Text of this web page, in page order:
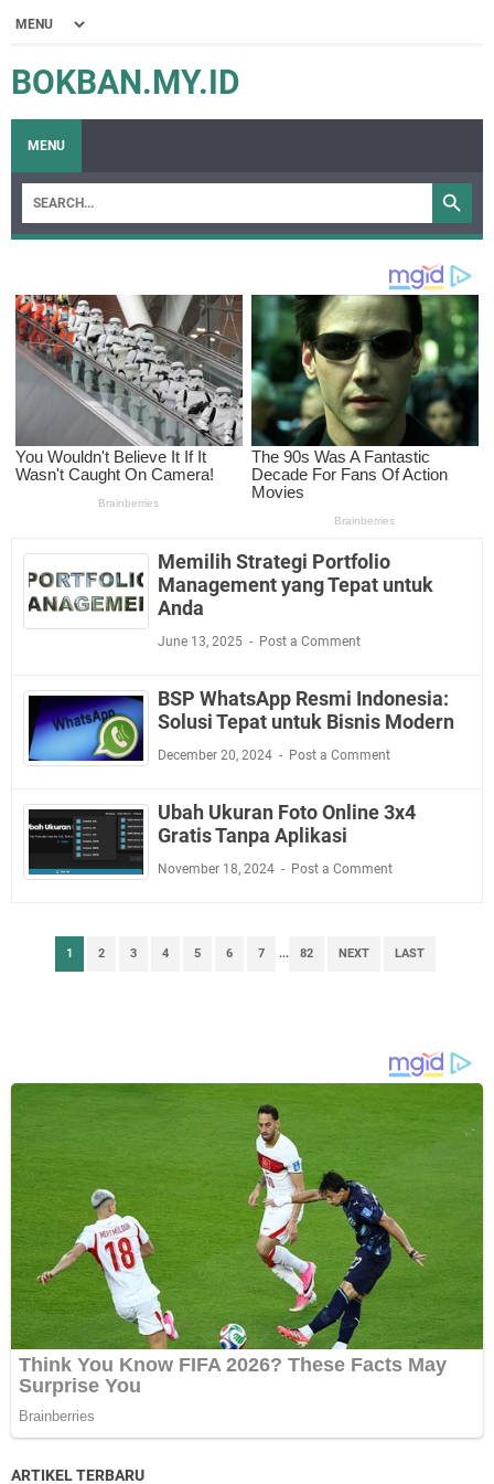
BOKBAN.MY.ID
MENU
Memilih Strategi Portfolio
Management yang Tepat untuk
Anda
June 13, 2025 Post a Comment
BSP WhatsApp Resmi Indonesia:
Solusi Tepat untuk Bisnis Modern
December 20, 2024 Post a Comment
Ubah Ukuran Foto Online 3x4
Gratis Tanpa Aplikasi
November 18, 2024 Post a Comment
1 2 3 4 5 6 7 ... 82 NEXT LAST
ARTIKEL TERBARU